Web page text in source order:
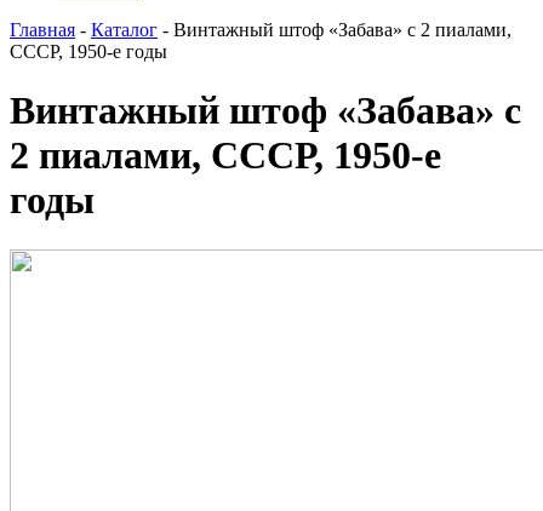
Главная - Каталог - Винтажный штоф «Забава» с 2 пиалами,
СССР, 1950-е годы
Винтажный штоф «Забава» с
2 пиалами, СССР, 1950-е
годы